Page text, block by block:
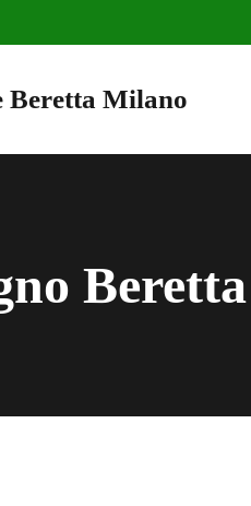
Beretta Milano